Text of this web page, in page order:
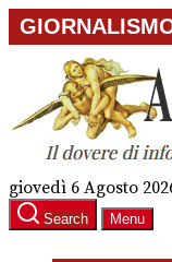
Skip
to
content
giovedì 6 Agosto
Search Menu